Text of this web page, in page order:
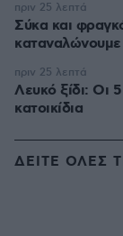
Σύκα και
καταναλώνουμε
πριν 25 λεπτά
Λευκό ξίδι: Οι
κατοικίδια
πριν 25 λεπτά
ΔΕΙΤΕ ΟΛΕΣ